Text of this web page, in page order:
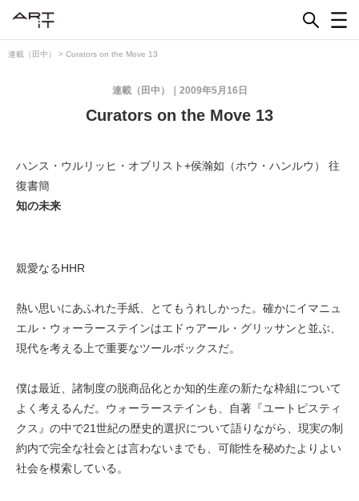
連載（田中） > Curators on the Move 13
2009年5月16日
連載（田中）
Curators on the Move 13
ハンス・ウルリッヒ・オブリスト+侯瀚如（ホウ・ハンルウ） 往
復書簡
知の未来
親愛なるHHR
熱い思いにあふれた手紙、とてもうれしかった。確かにイマニュ
エル・ウォーラーステインはエドゥアール・グリッサンと並ぶ、
現代を考える上で重要なツールボックスだ。
僕は最近、諸制度の脱商品化とか知的生産の新たな枠組について
よく考えるんだ。ウォーラーステインも、自著『ユートピスティ
クス』の中で21世紀の歴史的選択について語りながら、現実の制
約内で完全な社会とは言わないまでも、可能性を秘めたよりよい
社会を模索している。